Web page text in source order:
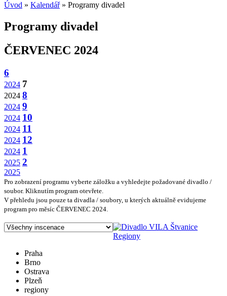
Úvod » Kalendář» Programy divadel
Programy divadel
ČERVENEC 2024
6
2024 7
2024 8
2024 9
2024 10
2024 11
2024 12
2024 1
2025 2
2025
Pro zobrazení programu vyberte záložku a vyhledejte požadované divadlo /
soubor. Kliknutím program otevřete.
V přehledu jsou pouze ta divadla / soubory, u kterých aktuálně evidujeme
program pro měsíc ČERVENEC 2024.
Regiony
Praha
Brno
Ostrava
Plzeň
regiony